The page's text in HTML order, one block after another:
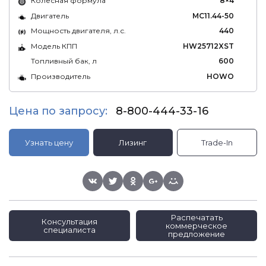
Двигатель
MC11.44-50
Мощность двигателя, л.с.
440
Модель КПП
HW25712XST
Топливный бак, л
600
Производитель
HOWO
Цена по запросу: 8-800-444-33-16
Узнать цену Лизинг Trade-In
Консультация
специалиста
Распечатать
коммерческое
предложение